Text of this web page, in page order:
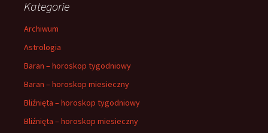
Kategorie
Archiwum
Astrologia
Baran – horoskop tygodniowy
Baran – horoskop miesieczny
Bliźnięta – horoskop tygodniowy
Bliźnięta – horoskop miesieczny